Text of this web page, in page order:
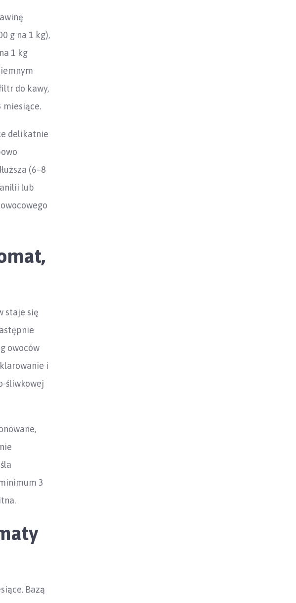
g na 1 kg),
1 kg
do kawy,
miesiące.
delikatnie
(6–8
lub
staje się
owoców
i
śliwkowej
3
Bazą